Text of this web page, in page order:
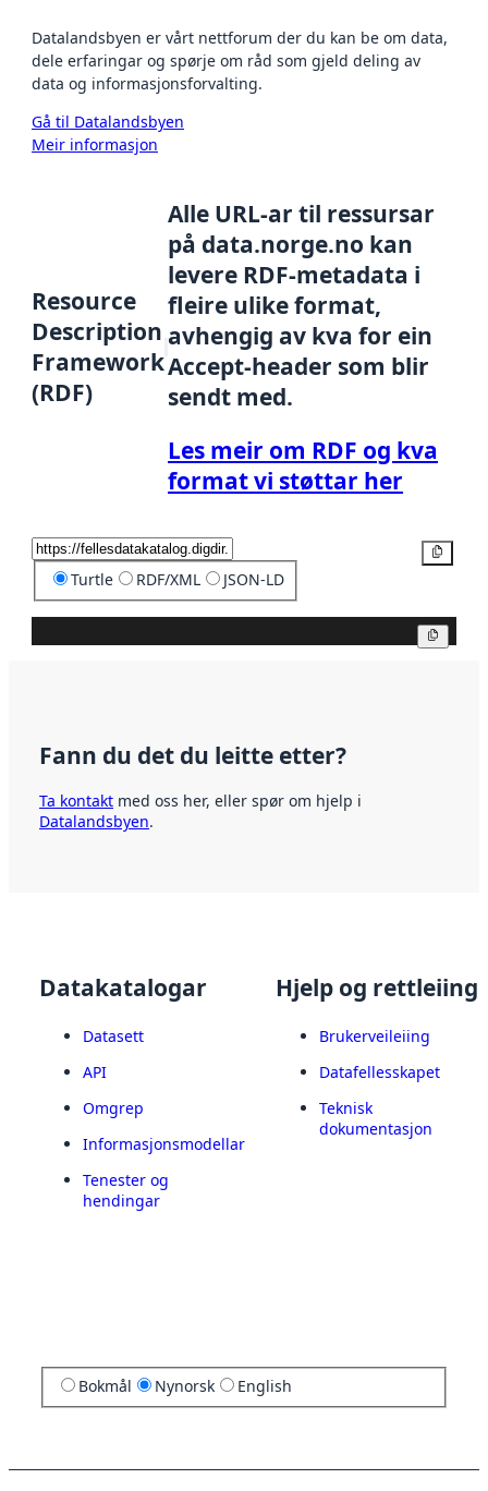
Datalandsbyen er vårt nettforum der du kan be om data,
dele erfaringar og spørje om råd som gjeld deling av
data og informasjonsforvalting.
Gå til Datalandsbyen
Meir informasjon
Resource
Description
Framework
(RDF)
Alle URL-ar til ressursar
på data.norge.no kan
levere RDF-metadata i
fleire ulike format,
avhengig av kva for ein
Accept-header som blir
sendt med.
Les meir om RDF og kva
format vi støttar her
Turtle RDF/XML JSON-LD
Fann du det du leitte etter?
Ta kontakt med oss her, eller spør om hjelp i
Datalandsbyen.
Datakatalogar
Datasett
API
Omgrep
Informasjonsmodellar
Tenester og
hendingar
Hjelp og rettleiing
Brukerveileiing
Datafellesskapet
Teknisk
dokumentasjon
Bokmål Nynorsk English